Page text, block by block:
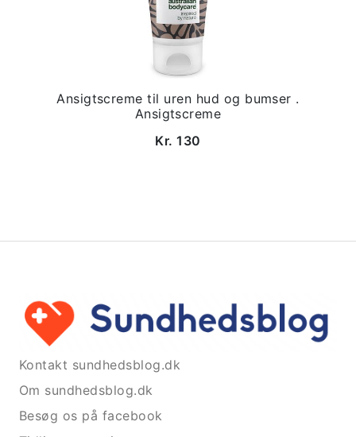
Ansigtscreme til uren hud og bumser .
Ansigtscreme
Kr. 130
Kontakt sundhedsblog.dk
Om sundhedsblog.dk
Besøg os på facebook